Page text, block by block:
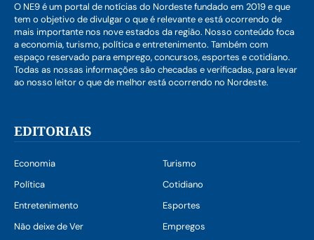
O NE9 é um portal de notícias do Nordeste fundado em 2019 e que
tem o objetivo de divulgar o que é relevante e está ocorrendo de
mais importante nos nove estados da região. Nosso conteúdo foca
a economia, turismo, política e entretenimento. Também com
espaço reservado para emprego, concursos, esportes e cotidiano.
Todas as nossas informações são checadas e verificadas, para levar
ao nosso leitor o que de melhor está ocorrendo no Nordeste.
EDITORIAIS
Economia
Turismo
Política
Cotidiano
Entretenimento
Esportes
Não deixe de Ver
Empregos